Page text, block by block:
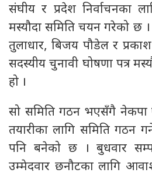
संघीय र प्रदेश निर्वाचनका
मस्यौदा समिति चयन गरेको छ
तुलाधार, बिजय पौडेल र
सदस्यीय चुनावी घोषणा पत्र
हो ।
सो समिति गठन भएसँगै नेकपा
तयारीका लागि समिति गठन
पनि बनेको छ । बुधवार
उम्मेदवार छनौटका लागि